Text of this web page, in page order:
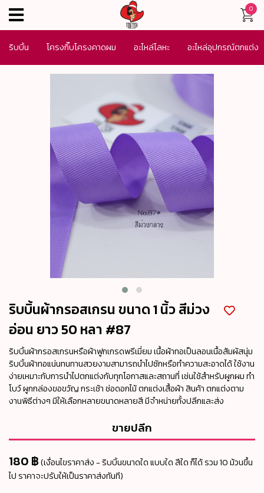
0
menu
ริบบิ้น โครงกิ๊บโครงคาดผม อะไหล่โลหะ อะไหล่อุปกรณ์ตกแต่ง
ริบบิ้นผ้ากรอสเกรน ขนาด 1 นิ้ว สีม่วง
อ่อน ยาว 50 หลา #87
ริบบิ้นผ้ากรอสเกรนหรือผ้าฟูกเกรดพรีเมี่ยม เนื้อผ้าทอเป็นลอนเนื้อสัมผัสนุ่ม
ริบบิ้นผ้าทอแน่นทนทานสวยงามสามารถนำไปซักหรือทำความสะอาดได้ ใช้งาน
ง่ายเหมาะกับการนำไปตกแต่งกับทุกโอกาสและสถานที่ เช่นใช้สำหรับผูกผม ทำ
โบว์ ผูกกล่องขอขวัญ กระเช้า ช่อดอกไม้ ตกแต่งเสื้อผ้า สินค้า ตกแต่งตาม
งานพิธีต่างๆ มีให้เลือกหลายขนาดหลายสี มีจำหน่ายทั้งปลีกและส่ง
ขายปลีก
180 ฿(เงื่อนไขราคาส่ง - ริบบิ้นขนาดใด แบบใด สีใด ก็ได้ รวม 10 ม้วนขึ้น
ไป ราคาจะปรับให้เป็นราคาส่งทันที)